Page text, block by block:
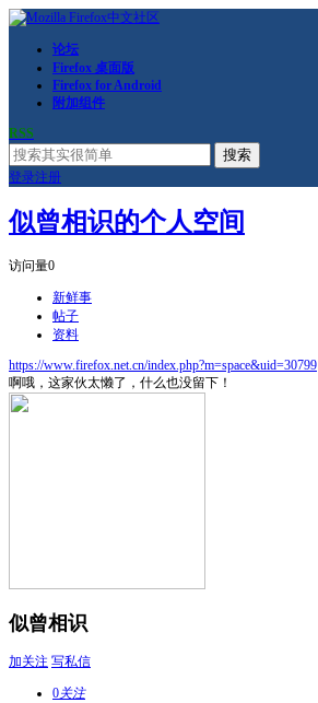
论坛
Firefox 桌面版
Firefox for Android
附加组件
RSS
搜索
登录注册
似曾相识的个人空间
访问量0
新鲜事
帖子
资料
https://www.firefox.net.cn/index.php?m=space&uid=30799
啊哦，这家伙太懒了，什么也没留下！
似曾相识
加关注 写私信
0关注